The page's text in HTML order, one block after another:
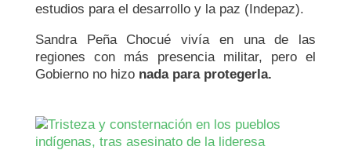
estudios para el desarrollo y la paz (Indepaz).
Sandra Peña Chocué vivía en una de las
regiones con más presencia militar, pero el
Gobierno no hizo nada para protegerla.